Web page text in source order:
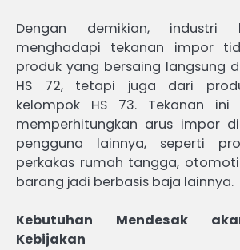
Dengan demikian, industri
menghadapi tekanan impor
produk yang bersaing langsung
HS 72, tetapi juga dari
kelompok HS 73. Tekanan ini
memperhitungkan arus impor
pengguna lainnya, seperti
perkakas rumah tangga,
barang jadi berbasis baja lainnya.
Kebutuhan Mendesak
Kebijakan